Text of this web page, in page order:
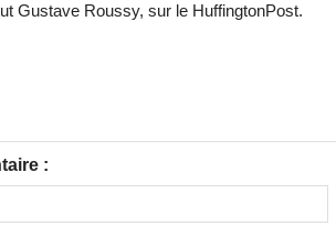
Gustave Roussy, sur le HuffingtonPost.
: